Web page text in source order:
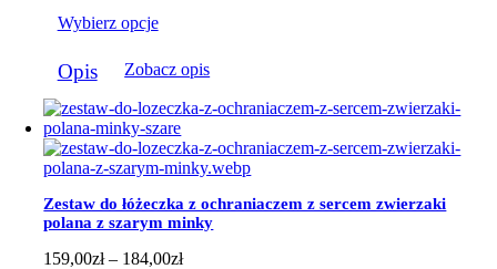
do
Wybierz opcje
produkt
ma
wiele
wariantów.
Opcje
można
wybrać
na
stronie
produktu
Opis Zobacz opis
Zestaw do łóżeczka z ochraniaczem z sercem zwierzaki
polana z szarym minky
159,00zł – 184,00złZakres